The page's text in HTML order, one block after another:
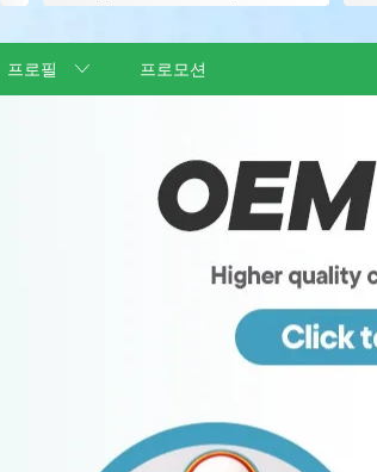
프로필 프로모션